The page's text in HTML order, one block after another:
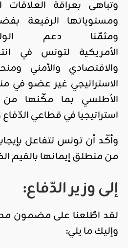
وتباهى بعراقة العلاقات
ومستوياتها الرفيعة
ومثمّنا دعم
الأمريكية لتونس في
والاقتصادي والأمني
الاستراتيجي غير عضو في
الأطلسي بما مكّنها
استراتيجيا في قطاعي الدّفاع
وأكّد أن تونس تتفاعل
من منطلق إيمانها بالقيم
إلى وزير الدّفاع:
لقد اطّلعنا على مضمون
وإليك ما يلي: